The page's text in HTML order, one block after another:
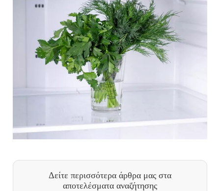
Δείτε περισσότερα άρθρα μας στα
αποτελέσματα αναζήτησης